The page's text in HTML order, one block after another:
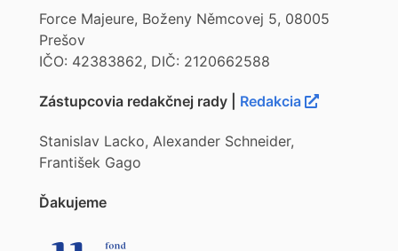
Force Majeure, Boženy Němcovej 5, 08005
Prešov
IČO: 42383862, DIČ: 2120662588
Zástupcovia redakčnej rady | Redakcia
Stanislav Lacko, Alexander Schneider,
František Gago
Ďakujeme